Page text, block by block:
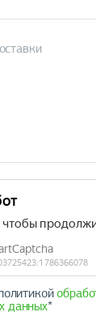
данных*